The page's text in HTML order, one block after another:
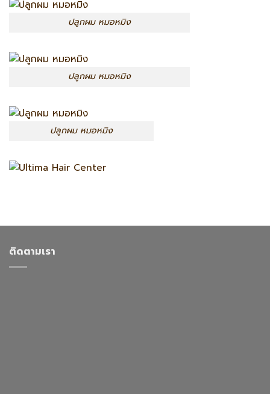
ปลูกผม หมอหมิง
ปลูกผม หมอหมิง
ปลูกผม หมอหมิง
ติดตามเรา